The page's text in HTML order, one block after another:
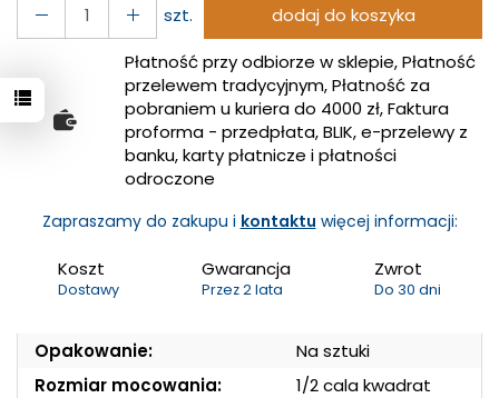
szt.
dodaj do koszyka
Płatność przy odbiorze w sklepie, Płatność
przelewem tradycyjnym, Płatność za
pobraniem u kuriera do 4000 zł, Faktura
proforma - przedpłata, BLIK, e-przelewy z
banku, karty płatnicze i płatności
odroczone
Zapraszamy do zakupu i kontaktu więcej informacji:
Koszt
Dostawy
Gwarancja
Przez 2 lata
Zwrot
Do 30 dni
Opakowanie:
Na sztuki
Rozmiar mocowania:
1/2 cala kwadrat